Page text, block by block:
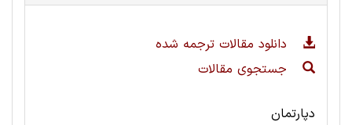
دانلود مقالات ترجمه شده
جستجوی مقالات
دپارتمان